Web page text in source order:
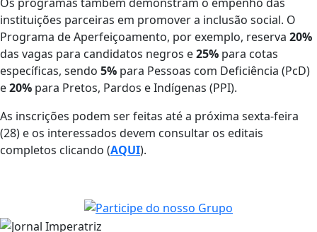
Os programas também demonstram o empenho das
instituições parceiras em promover a inclusão social. O
Programa de Aperfeiçoamento, por exemplo, reserva 20%
das vagas para candidatos negros e25% para cotas
específicas, sendo 5% para Pessoas com Deficiência (PcD)
e20% para Pretos, Pardos e Indígenas (PPI).
As inscrições podem ser feitas até a próxima sexta-feira
(28) e os interessados devem consultar os editais
completos clicando (AQUI).